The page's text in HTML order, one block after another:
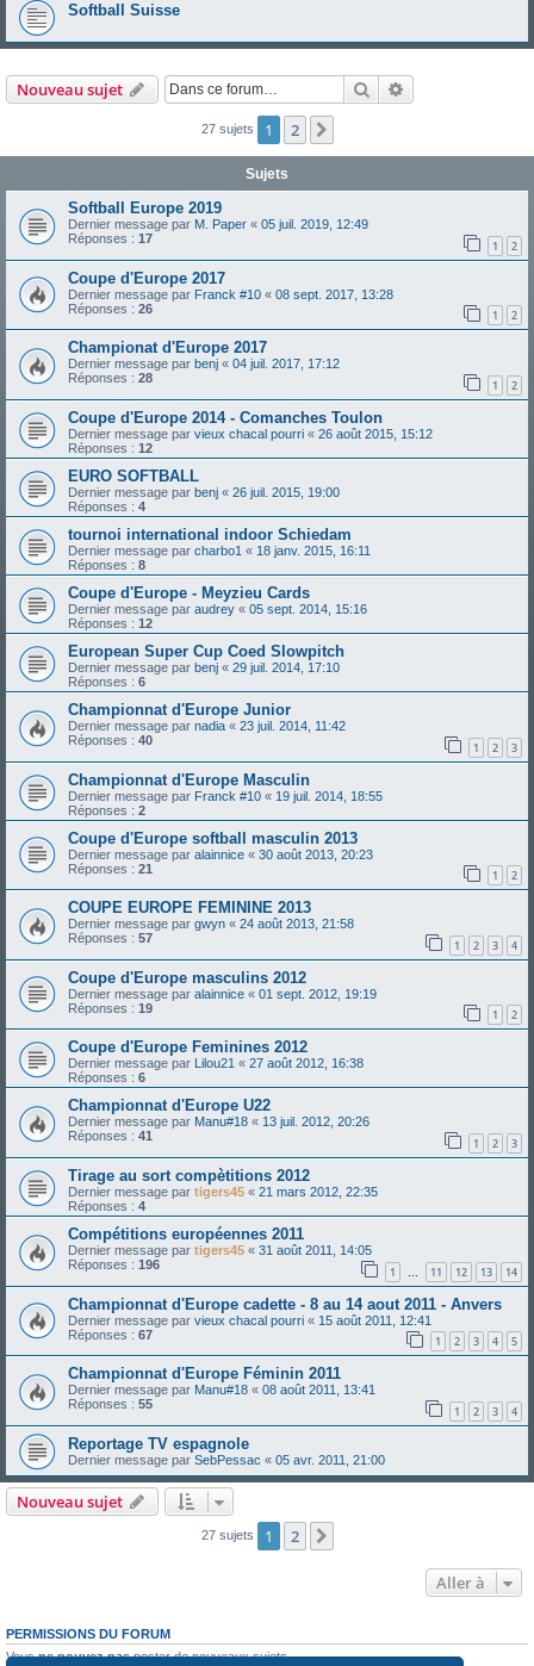
Softball Suisse
Nouveau sujet Rechercher
27 sujets 1 2
Sujets
Softball Europe 2019
Dernier message par M. Paper « 05 juil. 2019, 12:49
Réponses : 17 1 2
Coupe d'Europe 2017
Dernier message par Franck #10 « 08 sept. 2017, 13:28
Réponses : 26 1 2
Championat d'Europe 2017
Dernier message par benj « 04 juil. 2017, 17:12
Réponses : 28 1 2
Coupe d'Europe 2014 - Comanches Toulon
Dernier message par vieux chacal pourri « 26 août 2015, 15:12
Réponses : 12
EURO SOFTBALL
Dernier message par benj « 26 juil. 2015, 19:00
Réponses : 4
tournoi international indoor Schiedam
Dernier message par charbo1 « 18 janv. 2015, 16:11
Réponses : 8
Coupe d'Europe - Meyzieu Cards
Dernier message par audrey « 05 sept. 2014, 15:16
Réponses : 12
European Super Cup Coed Slowpitch
Dernier message par benj « 29 juil. 2014, 17:10
Réponses : 6
Championnat d'Europe Junior
Dernier message par nadia « 23 juil. 2014, 11:42
Réponses : 40 1 2 3
Championnat d'Europe Masculin
Dernier message par Franck #10 « 19 juil. 2014, 18:55
Réponses : 2
Coupe d'Europe softball masculin 2013
Dernier message par alainnice « 30 août 2013, 20:23
Réponses : 21 1 2
COUPE EUROPE FEMININE 2013
Dernier message par gwyn « 24 août 2013, 21:58
Réponses : 57 1 2 3 4
Coupe d'Europe masculins 2012
Dernier message par alainnice « 01 sept. 2012, 19:19
Réponses : 19 1 2
Coupe d'Europe Feminines 2012
Dernier message par Lilou21 « 27 août 2012, 16:38
Réponses : 6
Championnat d'Europe U22
Dernier message par Manu#18 « 13 juil. 2012, 20:26
Réponses : 41 1 2 3
Tirage au sort compètitions 2012
Dernier message par tigers45 « 21 mars 2012, 22:35
Réponses : 4
Compétitions européennes 2011
Dernier message par tigers45 « 31 août 2011, 14:05
Réponses : 196 1 … 11 12 13 14
Championnat d'Europe cadette - 8 au 14 aout 2011 - Anvers
Dernier message par vieux chacal pourri « 15 août 2011, 12:41
Réponses : 67 1 2 3 4 5
Championnat d'Europe Féminin 2011
Dernier message par Manu#18 « 08 août 2011, 13:41
Réponses : 55 1 2 3 4
Reportage TV espagnole
Dernier message par SebPessac « 05 avr. 2011, 21:00
Nouveau sujet
27 sujets 1 2
Aller à
PERMISSIONS DU FORUM
Vousne pouvez pasposter de nouveaux sujets